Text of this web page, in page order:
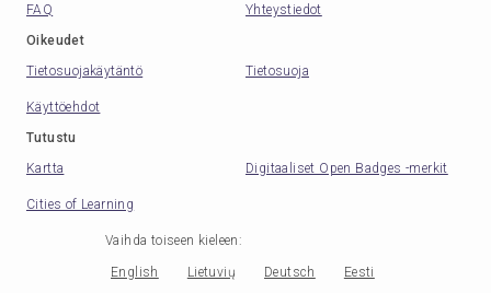
FAQ
Yhteystiedot
Oikeudet
Tietosuojakäytäntö
Tietosuoja
Käyttöehdot
Tutustu
Kartta
Digitaaliset Open Badges -merkit
Cities of Learning
Vaihda toiseen kieleen :
English Lietuvių Deutsch
Eesti